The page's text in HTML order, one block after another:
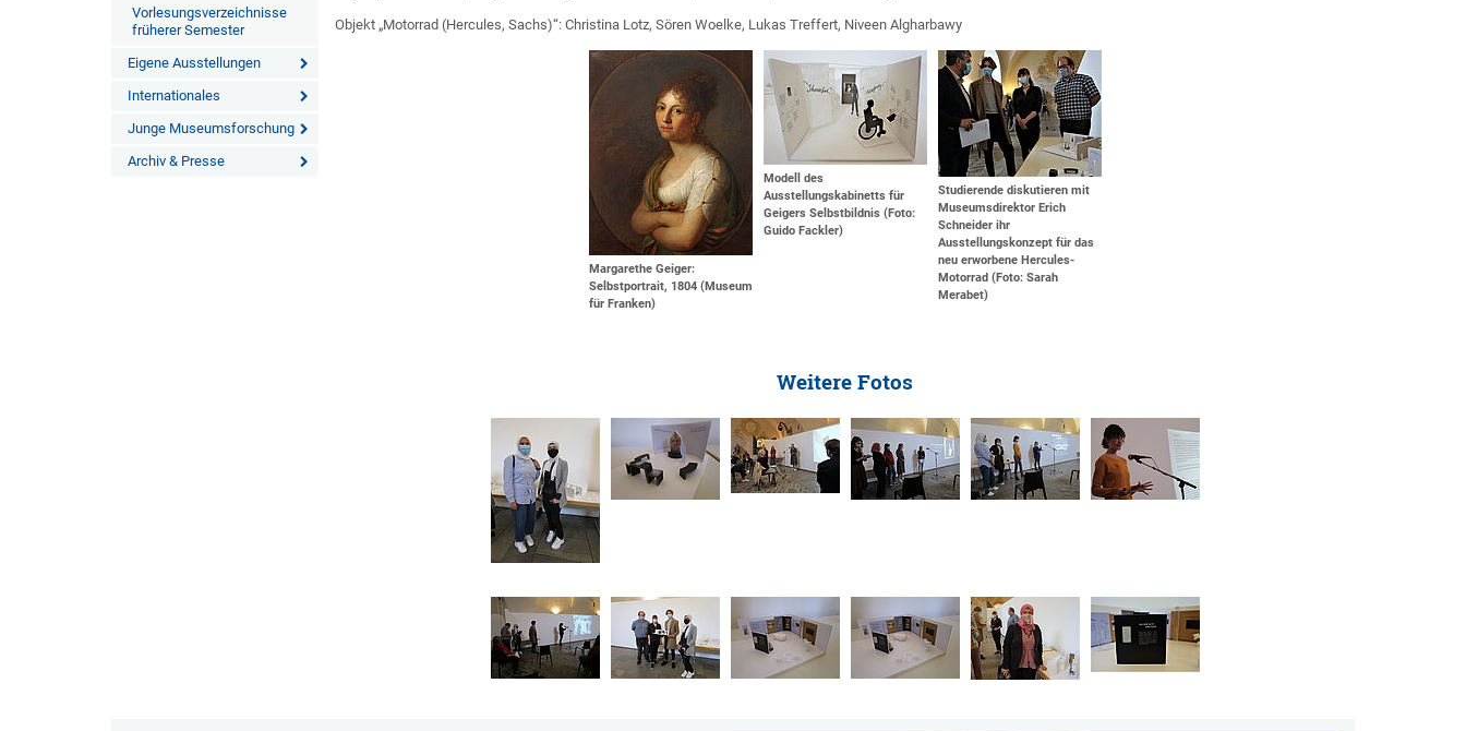
Vorlesungsverzeichnisse
früherer Semester
Eigene Ausstellungen
Internationales
Junge Museumsforschung
Archiv & Presse
Objekt „Motorrad (Hercules, Sachs)“: Christina Lotz, Sören Woelke, Lukas Treffert, Niveen Algharbawy
Margarethe Geiger:
Selbstportrait, 1804 (Museum
für Franken)
Modell des
Ausstellungskabinetts für
Geigers Selbstbildnis (Foto:
Guido Fackler)
Studierende diskutieren mit
Museumsdirektor Erich
Schneider ihr
Ausstellungskonzept für das
neu erworbene Hercules-
Motorrad (Foto: Sarah
Merabet)
Weitere Fotos